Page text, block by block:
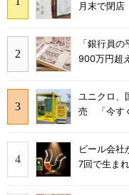
月末で閉店
「銀行員
900万円超え
ユニクロ、
売 「今す
ビール会
7回で生ま